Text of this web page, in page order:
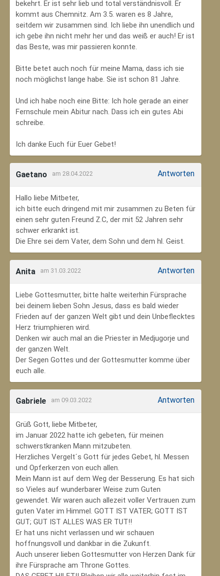
bekehrt. Er ist sehr lieb und total verständnisvoll. Er
kommt aus Chemnitz. Am 3.5. waren es 8 Jahre,
seitdem wir zusammen sind. Ich liebe ihn unendlich und
ich gebe ihn nicht mehr her und das weiß er auch! Er ist
das Beste, was mir passieren konnte.
Bitte betet auch noch für meine Mama, dass ich sie
noch möglichst lange habe. Sie ist schon 81 Jahre.
Und ich habe noch eine Bitte: Ich hole gerade an einer
Fernschule mein Abitur nach. Dass ich ein gutes Abi
schreibe.
Ich danke Euch für Euer Gebet!
Gaetano am 28.04.2022 Antworten
Hallo liebe Mitbeter,
ich bitte euch dringend mit mir zusammen zu Beten für
einen sehr guten Freund Z.C, der mit 52 Jahren sehr
schwer erkrankt ist.
Die Ehre sei dem Vater, dem Sohn und dem hl. Geist.
Anita am 31.03.2022 Antworten
Liebe Gottesmutter, bitte halte weiterhin Fürsprache
bei deinem lieben Sohn Jesus, dass es bald wieder
Frieden auf der ganzen Welt gibt und dein Unbeflecktes
Herz triumphieren wird.
Denken wir auch mal an die Priester in Medjugorje und
der ganzen Welt.
Der Segen Gottes und der Gottesmutter komme über
euch alle.
Gabriele am 09.03.2022 Antworten
Grüß Gott, liebe Mitbeter,
im Januar 2022 hatte ich gebeten, für meinen
schwerstkranken Mann mitzubeten.
Herzliches Vergelt´s Gott für jedes Gebet, hl. Messen
und Opferkerzen von euch allen.
Mein Mann ist auf dem Weg der Besserung. Es hat sich
so Vieles auf wunderbarer Weise zum Guten
gewendet. Wir waren auch allezeit voller Vertrauen zum
guten Vater im Himmel. GOTT IST VATER; GOTT IST
GUT; GUT IST ALLES WAS ER TUT!!
Er hat uns nicht verlassen und wir schauen
hoffnungsvoll und dankbar in die Zukunft.
Auch unserer lieben Gottesmutter von Herzen Dank für
ihre Fürsprache am Throne Gottes.